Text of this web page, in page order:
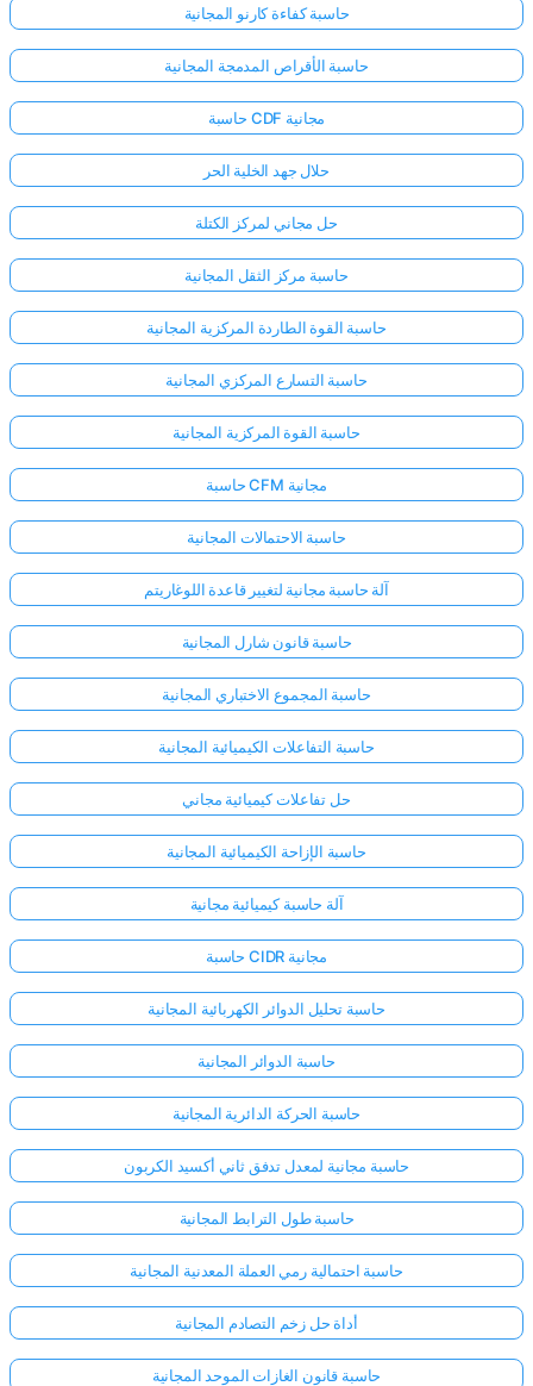
حاسبة كفاءة كارنو المجانية
حاسبة الأقراص المدمجة المجانية
حاسبة CDF مجانية
حلال جهد الخلية الحر
حل مجاني لمركز الكتلة
حاسبة مركز الثقل المجانية
حاسبة القوة الطاردة المركزية المجانية
حاسبة التسارع المركزي المجانية
حاسبة القوة المركزية المجانية
حاسبة CFM مجانية
حاسبة الاحتمالات المجانية
آلة حاسبة مجانية لتغيير قاعدة اللوغاريتم
حاسبة قانون شارل المجانية
حاسبة المجموع الاختباري المجانية
حاسبة التفاعلات الكيميائية المجانية
حل تفاعلات كيميائية مجاني
حاسبة الإزاحة الكيميائية المجانية
آلة حاسبة كيميائية مجانية
حاسبة CIDR مجانية
حاسبة تحليل الدوائر الكهربائية المجانية
حاسبة الدوائر المجانية
حاسبة الحركة الدائرية المجانية
حاسبة مجانية لمعدل تدفق ثاني أكسيد الكربون
حاسبة طول الترابط المجانية
حاسبة احتمالية رمي العملة المعدنية المجانية
أداة حل زخم التصادم المجانية
حاسبة قانون الغازات الموحد المجانية